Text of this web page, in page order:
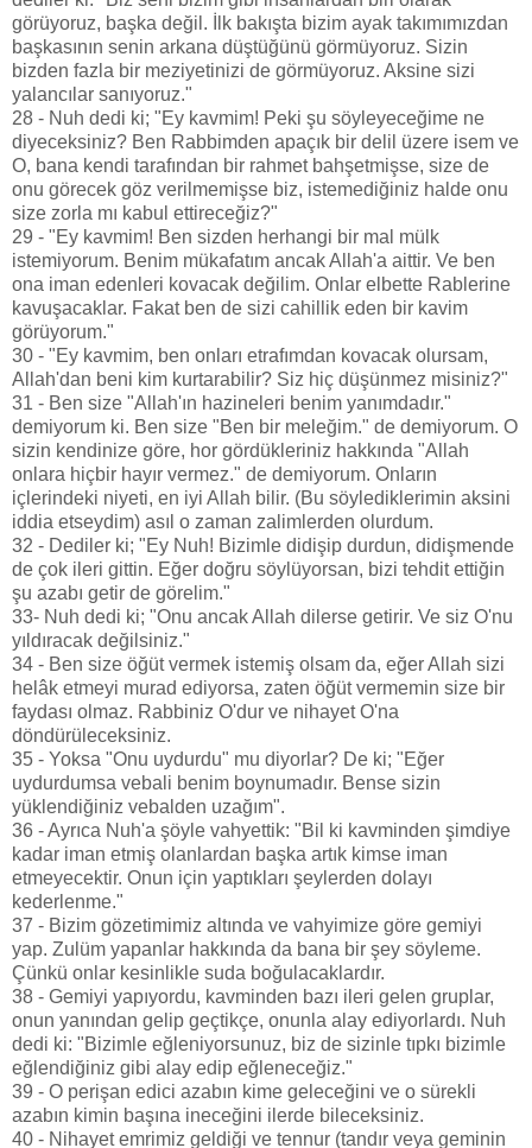
görüyoruz, başka değil. İlk bakışta bizim ayak takımımızdan
başkasının senin arkana düştüğünü görmüyoruz. Sizin
bizden fazla bir meziyetinizi de görmüyoruz. Aksine sizi
yalancılar sanıyoruz."
28 - Nuh dedi ki; "Ey kavmim! Peki şu söyleyeceğime ne
diyeceksiniz? Ben Rabbimden apaçık bir delil üzere isem ve
O, bana kendi tarafından bir rahmet bahşetmişse, size de
onu görecek göz verilmemişse biz, istemediğiniz halde onu
size zorla mı kabul ettireceğiz?"
29 - "Ey kavmim! Ben sizden herhangi bir mal mülk
istemiyorum. Benim mükafatım ancak Allah'a aittir. Ve ben
ona iman edenleri kovacak değilim. Onlar elbette Rablerine
kavuşacaklar. Fakat ben de sizi cahillik eden bir kavim
görüyorum."
30 - "Ey kavmim, ben onları etrafımdan kovacak olursam,
Allah'dan beni kim kurtarabilir? Siz hiç düşünmez misiniz?"
31 - Ben size "Allah'ın hazineleri benim yanımdadır."
demiyorum ki. Ben size "Ben bir meleğim." de demiyorum. O
sizin kendinize göre, hor gördükleriniz hakkında "Allah
onlara hiçbir hayır vermez." de demiyorum. Onların
içlerindeki niyeti, en iyi Allah bilir. (Bu söylediklerimin aksini
iddia etseydim) asıl o zaman zalimlerden olurdum.
32 - Dediler ki; "Ey Nuh! Bizimle didişip durdun, didişmende
de çok ileri gittin. Eğer doğru söylüyorsan, bizi tehdit ettiğin
şu azabı getir de görelim."
33- Nuh dedi ki; "Onu ancak Allah dilerse getirir. Ve siz O'nu
yıldıracak değilsiniz."
34 - Ben size öğüt vermek istemiş olsam da, eğer Allah sizi
helâk etmeyi murad ediyorsa, zaten öğüt vermemin size bir
faydası olmaz. Rabbiniz O'dur ve nihayet O'na
döndürüleceksiniz.
35 - Yoksa "Onu uydurdu" mu diyorlar? De ki; "Eğer
uydurdumsa vebali benim boynumadır. Bense sizin
yüklendiğiniz vebalden uzağım".
36 - Ayrıca Nuh'a şöyle vahyettik: "Bil ki kavminden şimdiye
kadar iman etmiş olanlardan başka artık kimse iman
etmeyecektir. Onun için yaptıkları şeylerden dolayı
kederlenme."
37 - Bizim gözetimimiz altında ve vahyimize göre gemiyi
yap. Zulüm yapanlar hakkında da bana bir şey söyleme.
Çünkü onlar kesinlikle suda boğulacaklardır.
38 - Gemiyi yapıyordu, kavminden bazı ileri gelen gruplar,
onun yanından gelip geçtikçe, onunla alay ediyorlardı. Nuh
dedi ki: "Bizimle eğleniyorsunuz, biz de sizinle tıpkı bizimle
eğlendiğiniz gibi alay edip eğleneceğiz."
39 - O perişan edici azabın kime geleceğini ve o sürekli
azabın kimin başına ineceğini ilerde bileceksiniz.
40 - Nihayet emrimiz geldiği ve tennur (tandır veya geminin